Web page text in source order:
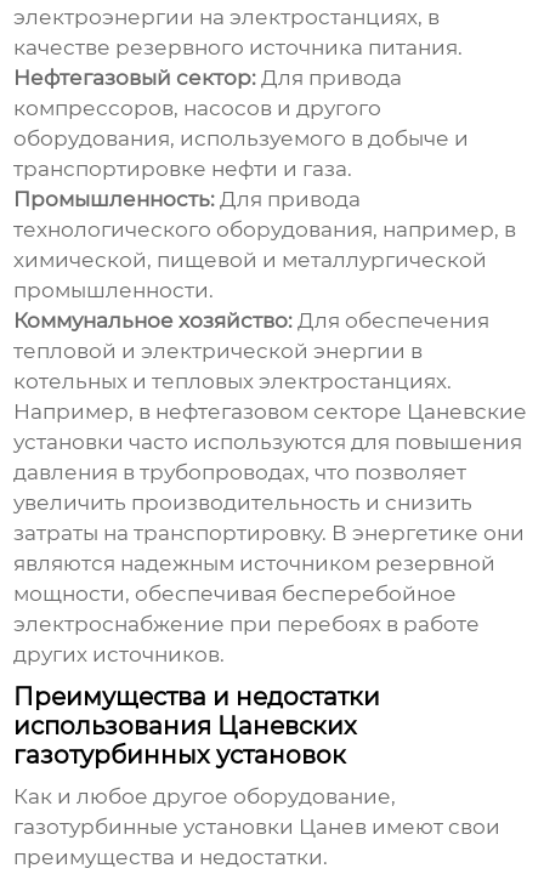
электроэнергии на электростанциях, в
качестве резервного источника питания.
Нефтегазовый сектор: Для привода
компрессоров, насосов и другого
оборудования, используемого в добыче и
транспортировке нефти и газа.
Промышленность: Для привода
технологического оборудования, например, в
химической, пищевой и металлургической
промышленности.
Коммунальное хозяйство: Для обеспечения
тепловой и электрической энергии в
котельных и тепловых электростанциях.
Например, в нефтегазовом секторе Цаневские
установки часто используются для повышения
давления в трубопроводах, что позволяет
увеличить производительность и снизить
затраты на транспортировку. В энергетике они
являются надежным источником резервной
мощности, обеспечивая бесперебойное
электроснабжение при перебоях в работе
других источников.
Преимущества и недостатки
использования Цаневских
газотурбинных установок
Как и любое другое оборудование,
газотурбинные установки Цанев имеют свои
преимущества и недостатки.